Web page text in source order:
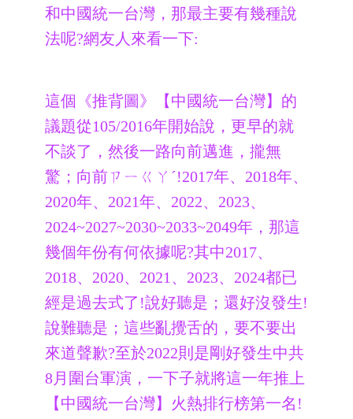
和中國統一台灣，那最主要有幾種說
法呢?網友人來看一下:
這個《推背圖》【中國統一台灣】的
議題從105/2016年開始說，更早的就
不談了，然後一路向前邁進，攏無
驚；向前ㄗㄧㄍㄚˊ!2017年、2018年、
2020年、2021年、2022、2023、
2024~2027~2030~2033~2049年，那這
幾個年份有何依據呢?其中2017、
2018、2020、2021、2023、2024都已
經是過去式了!說好聽是；還好沒發生!
說難聽是；這些亂攪舌的，要不要出
來道聲歉?至於2022則是剛好發生中共
8月圍台軍演，一下子就將這一年推上
【中國統一台灣】火熱排行榜第一名!